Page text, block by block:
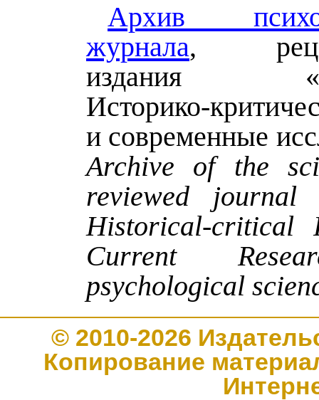
Архив
журнала,
издания
Историко-
и современные
Archive of the
reviewed journal
Historical-critical
Current
psychological
© 2010-2026
Копирование